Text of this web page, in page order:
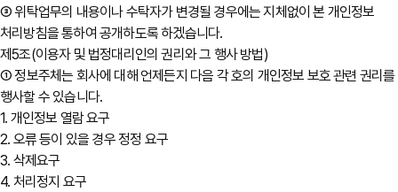
③ 위탁업무의 내용이나 수탁자가 변경될 경우에는 지체없이 본 개인정보
처리방침을 통하여 공개하도록 하겠습니다.
제5조(이용자 및 법정대리인의 권리와 그 행사 방법)
① 정보주체는 회사에 대해 언제든지 다음 각 호의 개인정보 보호 관련 권리를
행사할 수 있습니다.
1. 개인정보 열람 요구
2. 오류 등이 있을 경우 정정 요구
3. 삭제요구
4. 처리정지 요구